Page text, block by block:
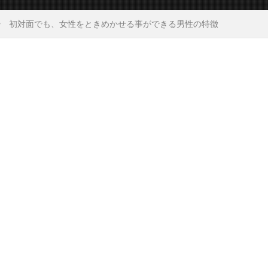
初対面でも、女性をときめかせる事ができる男性の特徴